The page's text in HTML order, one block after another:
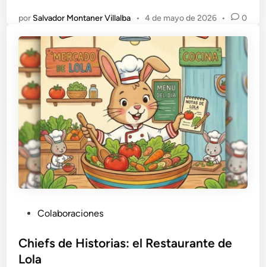
porSalvador Montaner Villalba • 4 de mayo de 2026 • 0
b
l
Colaboraciones
Chiefs de Historias: el Restaurante de
Lola